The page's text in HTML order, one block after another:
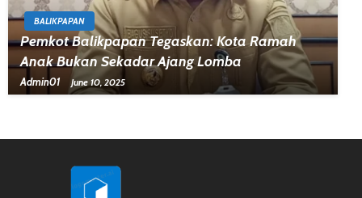
BALIKPAPAN
Pemkot Balikpapan Tegaskan: Kota Ramah
Anak Bukan Sekadar Ajang Lomba
Admin01 June 10, 2025